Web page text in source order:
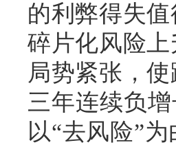
的利弊得失
碎片化风险
局势紧张，
三年连续负
以“去风险”